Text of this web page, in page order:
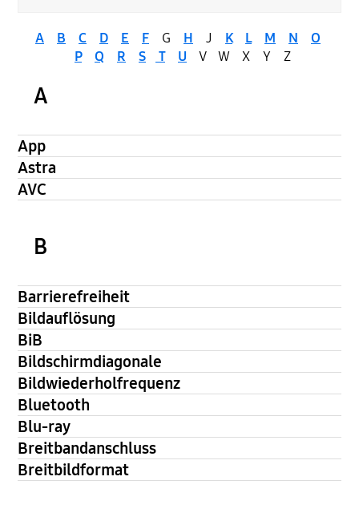
A B C D E F G H J K L M N
O
P
Q R S T U V W X Y Z
A
App
Astra
AVC
B
Barrierefreiheit
Bildauflösung
BiB
Bildschirmdiagonale
Bildwiederholfrequenz
Bluetooth
Blu-ray
Breitbandanschluss
Breitbildformat